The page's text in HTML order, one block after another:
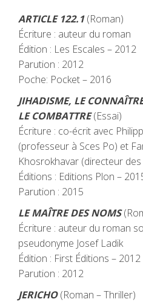
ARTICLE 122.1 (Roman)
Écriture : auteur du roman
Édition : Les Escales – 2012
Parution : 2012
Poche: Pocket – 2016
JIHADISME, LE
LE COMBATTRE(Essai)
Écriture : co-écrit avec
(professeur à Sces Po) et
Khosrokhavar (directeur des
Éditions : Editions Plon –
Parution : 2015
LE MAÎTRE DES NOMS
Écriture : auteur du roman
pseudonyme Josef Ladik
Édition : First Éditions – 2012
Parution : 2012
JERICHO (Roman – Thriller)